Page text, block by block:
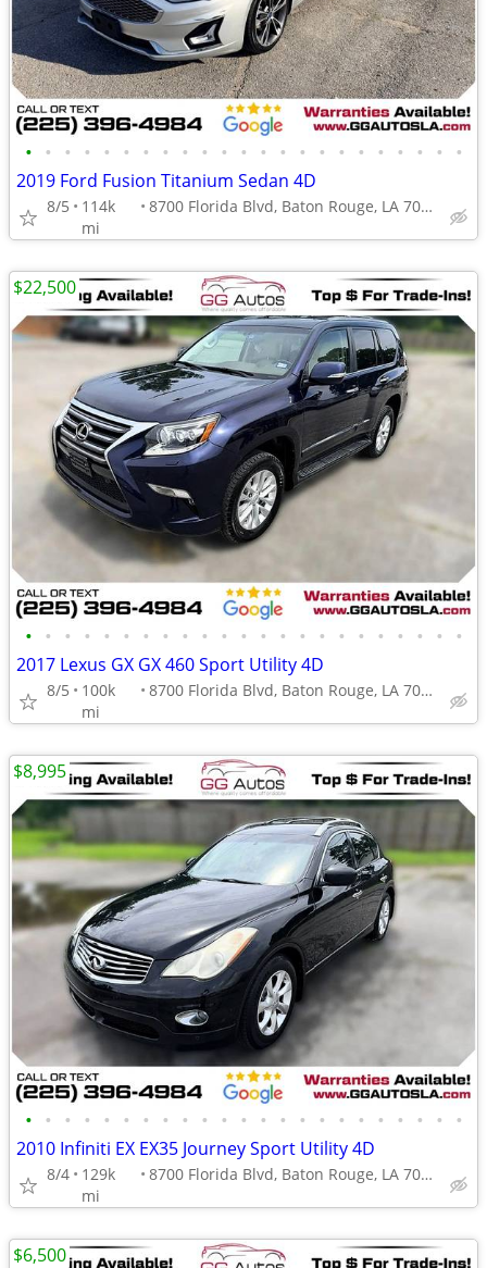
• • • • • • • • • • • • • • • • • • • • • • •
2019 Ford Fusion Titanium Sedan 4D
8/5
114k
mi
8700 Florida Blvd, Baton Rouge, LA 70815
• • • • • • • • • • • • • • • • • • • • • • •
2017 Lexus GX GX 460 Sport Utility 4D
8/5
100k
mi
8700 Florida Blvd, Baton Rouge, LA 70815
$22,500
• • • • • • • • • • • • • • • • • • • • • • •
2010 Infiniti EX EX35 Journey Sport Utility 4D
8/4
129k
mi
8700 Florida Blvd, Baton Rouge, LA 70815
$8,995
$6,500